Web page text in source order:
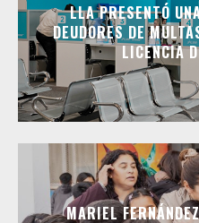
LLA PRESENTÓ
DEUDORES DE
LICENCIA
MARIEL